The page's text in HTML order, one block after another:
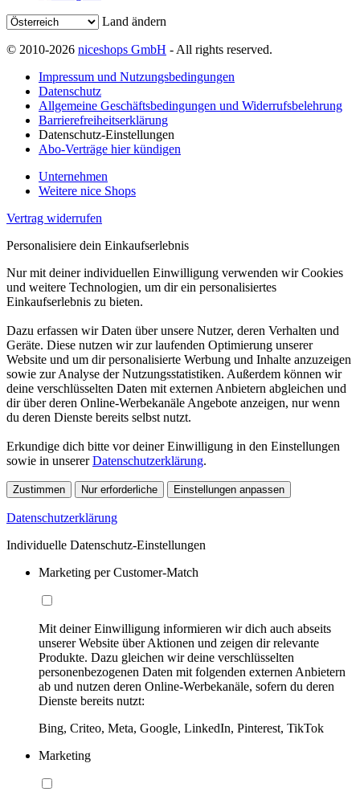
Land ändern
© 2010-2026 niceshops GmbH - All rights reserved.
Impressum und Nutzungsbedingungen
Datenschutz
Allgemeine Geschäftsbedingungen und Widerrufsbelehrung
Barrierefreiheitserklärung
Datenschutz-Einstellungen
Abo-Verträge hier kündigen
Unternehmen
Weitere nice Shops
Vertrag widerrufen
Personalisiere dein Einkaufserlebnis
Nur mit deiner individuellen Einwilligung verwenden wir Cookies
und weitere Technologien, um dir ein personalisiertes
Einkaufserlebnis zu bieten.
Dazu erfassen wir Daten über unsere Nutzer, deren Verhalten und
Geräte. Diese nutzen wir zur laufenden Optimierung unserer
Website und um dir personalisierte Werbung und Inhalte anzuzeigen
sowie zur Analyse der Nutzungsstatistiken. Außerdem können wir
deine verschlüsselten Daten mit externen Anbietern abgleichen und
dir über deren Online-Werbekanäle Angebote anzeigen, nur wenn
du deren Dienste bereits selbst nutzt.
Erkundige dich bitte vor deiner Einwilligung in den Einstellungen
sowie in unsererDatenschutzerklärung.
Zustimmen Nur erforderliche Einstellungen anpassen
Datenschutzerklärung
Individuelle Datenschutz-Einstellungen
Marketing per Customer-Match
Mit deiner Einwilligung informieren wir dich auch abseits
unserer Website über Aktionen und zeigen dir relevante
Produkte. Dazu gleichen wir deine verschlüsselten
personenbezogenen Daten mit folgenden externen Anbietern
ab und nutzen deren Online-Werbekanäle, sofern du deren
Dienste bereits nutzt:
Bing, Criteo, Meta, Google, LinkedIn, Pinterest, TikTok
Marketing